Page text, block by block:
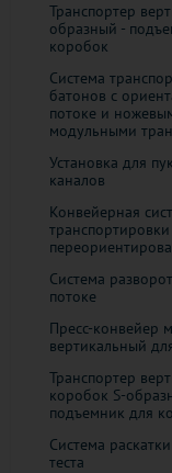
Транспортер
образный -
коробок
Система
батонов с
потоке и
модульными
Установка для
каналов
Конвейерная
Система
потоке
Пресс-конвейер
вертикальный
Транспортер
коробок S-
подъемник для
Система
теста